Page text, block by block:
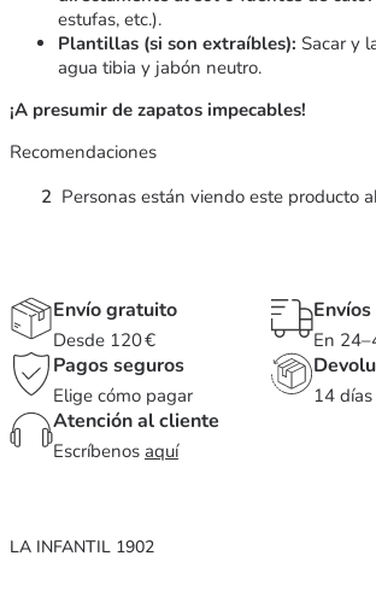
estufas, etc.).
Plantillas (si son extraíbles): Sacar y
agua tibia y jabón neutro.
¡A presumir de zapatos impecables!
Recomendaciones
2 Personas están viendo este producto
Envío gratuito
Desde 120 € En
Pagos seguros
Elige cómo pagar 14
Atención al cliente
Escríbenos aquí
LA INFANTIL 1902